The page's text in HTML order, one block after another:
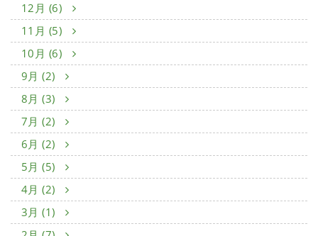
12月 (6)
11月 (5)
10月 (6)
9月 (2)
8月 (3)
7月 (2)
6月 (2)
5月 (5)
4月 (2)
3月 (1)